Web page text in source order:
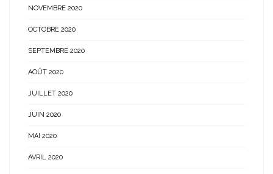
NOVEMBRE 2020
OCTOBRE 2020
SEPTEMBRE 2020
AOÛT 2020
JUILLET 2020
JUIN 2020
MAI 2020
AVRIL 2020